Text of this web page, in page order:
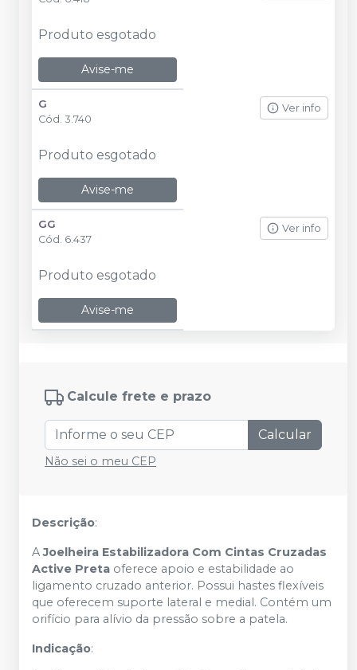
Produto esgotado
Avise-me
G
Cód. 3.740
Ver info
Produto esgotado
Avise-me
GG
Cód. 6.437
Ver info
Produto esgotado
Avise-me
Calcule frete e prazo
Calcular
Não sei o meu CEP
Descrição:
AJoelheira Estabilizadora Com Cintas Cruzadas
Active Preta oferece apoio e estabilidade ao
ligamento cruzado anterior. Possui hastes flexíveis
que oferecem suporte lateral e medial. Contém um
orifício para alívio da pressão sobre a patela.
Indicação: